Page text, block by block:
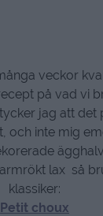
veckor
på vad vi
jag att det
och inte mig
lax så
klassiker:
Petit choux